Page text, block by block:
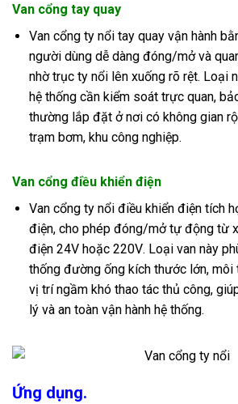
Van cổng tay quay
Van cổng ty nổi tay quay vận hành
người dùng dễ dàng đóng/mở và
nhờ trục ty nổi lên xuống rõ rệt. Loại
hệ thống cần kiểm soát trực quan,
thường lắp đặt ở nơi có không gian
trạm bơm, khu công nghiệp.
Van cổng điều khiển điện
Van cổng ty nổi điều khiển điện tích
điện, cho phép đóng/mở tự động từ
điện 24V hoặc 220V. Loại van này
thống đường ống kích thước lớn,
vị trí ngầm khó thao tác thủ công,
lý và an toàn vận hành hệ thống.
Ứng dụng.